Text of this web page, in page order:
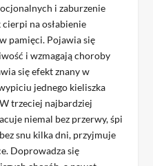
i zaburzenie
na osłabienie
pamięci. Pojawia się
i wzmagają choroby
się efekt znany w
jednego kieliszka
trzeciej najbardziej
niemal bez przerwy, śpi
snu kilka dni, przyjmuje
Doprowadza się